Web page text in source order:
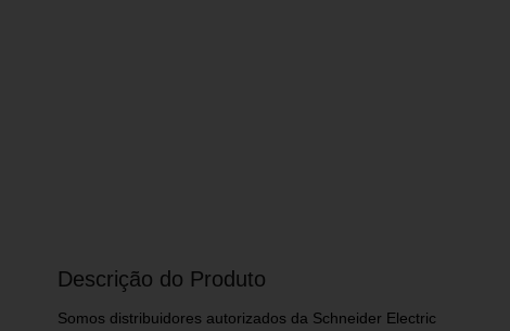
Descrição do Produto
Somos distribuidores autorizados da Schneider Electric